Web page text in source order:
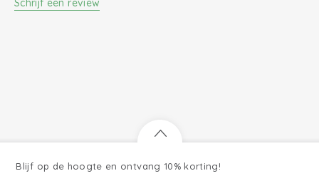
Schrijf een review
Blijf op de hoogte en ontvang 10% korting!